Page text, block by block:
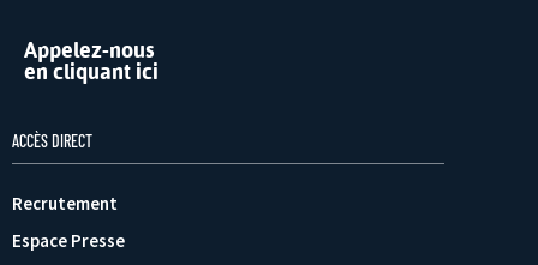
Appelez-nous
en cliquant ici
ACCÈS DIRECT
Recrutement
Espace Presse